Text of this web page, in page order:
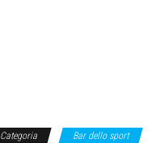
Categoria Bar dello sport